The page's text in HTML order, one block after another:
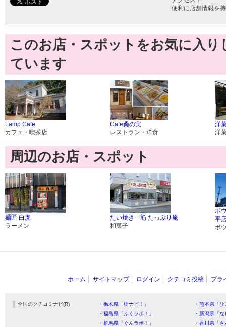
便利に店舗情報を
このお店・スポットをお気に入
ています
Lamp Cafe
カフェ・喫茶店
Cafe桑の実
レストラン・洋食
洋
洋
周辺のお店・スポット
麺匠 白虎
ラーメン
たい焼き一筋 たっぷり庵
和菓子
ボ
平
ボ
ホーム サイトマップ ログイン クチコミ投稿 プラ
全国のクチコミナビ(R) ・栃木県「栃ナビ！」
・熊本県「
・福島県「ふくラボ！」
・新潟県「
・群馬県「ぐんラボ！」
・香川県「